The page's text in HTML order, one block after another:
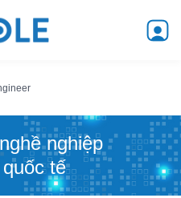
nghiệp
tế